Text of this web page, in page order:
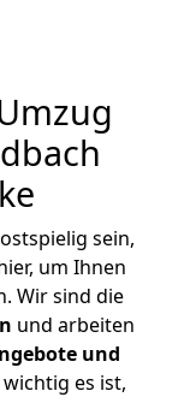
sein,
um Ihnen
Wir sind die
und arbeiten
und
es ist,